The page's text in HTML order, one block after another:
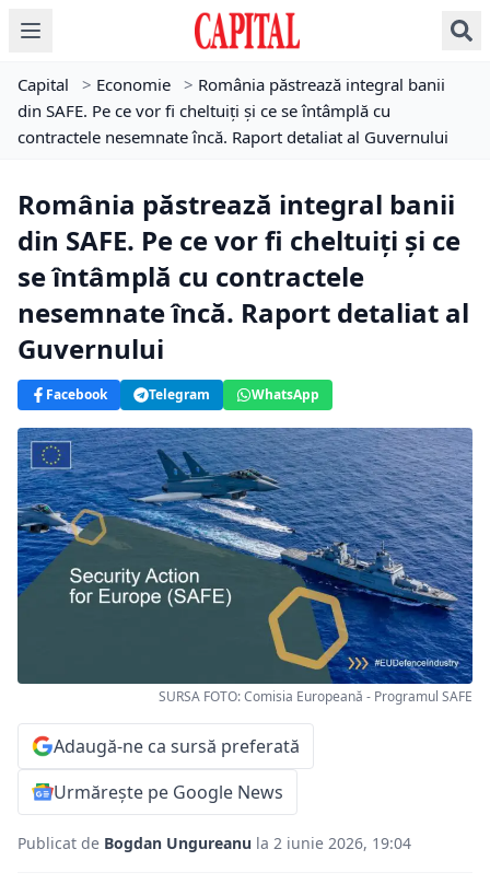
Capital > Economie > România păstrează integral banii
din SAFE. Pe ce vor fi cheltuiți și ce se întâmplă cu
contractele nesemnate încă. Raport detaliat al Guvernului
România păstrează integral banii
din SAFE. Pe ce vor fi cheltuiți și ce
se întâmplă cu contractele
nesemnate încă. Raport detaliat al
Guvernului
Facebook Telegram WhatsApp
SURSA FOTO: Comisia Europeană - Programul SAFE
Adaugă-ne ca sursă preferată
Urmărește pe Google News
Publicat de Bogdan Ungureanu la 2 iunie 2026, 19:04